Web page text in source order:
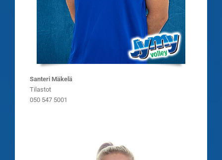
Santeri Mäkelä
Tilastot
050 547 5001